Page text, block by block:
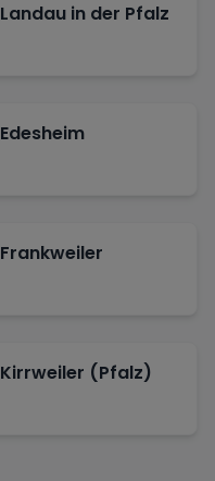
Landau in der Pfalz
Edesheim
Frankweiler
Kirrweiler (Pfalz)